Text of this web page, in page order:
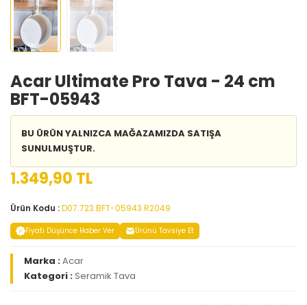
Acar Ultimate Pro Tava - 24 cm
BFT-05943
BU ÜRÜN YALNIZCA MAĞAZAMIZDA SATIŞA
SUNULMUŞTUR.
1.349,90 TL
Ürün Kodu :D07.723.BFT-05943.R2049
Fiyatı Düşünce Haber Ver Ürünü Tavsiye Et
Marka :Acar
Kategori :Seramik Tava